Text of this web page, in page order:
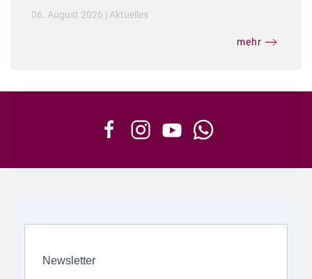
06. August 2026 | Aktuelles
mehr